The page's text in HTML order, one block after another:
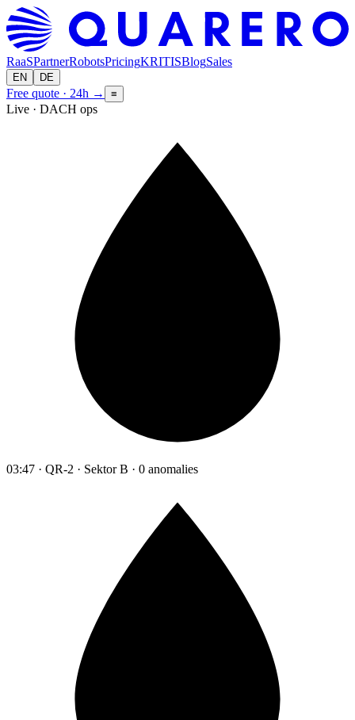
RaaSPartnerRobotsPricingKRITISBlogSales
EN DE
Free quote · 24h → ≡
Live · DACH ops
03:47 · QR-2 · Sektor B · 0 anomalies